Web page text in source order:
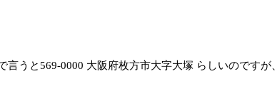
うと569-0000 大阪府枚方市大字大塚 らしいのですが、